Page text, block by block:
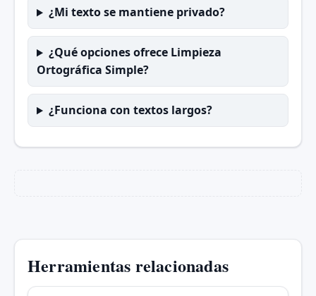
¿Mi texto se mantiene privado?
¿Qué opciones ofrece Limpieza
Ortográfica Simple?
¿Funciona con textos largos?
Herramientas relacionadas